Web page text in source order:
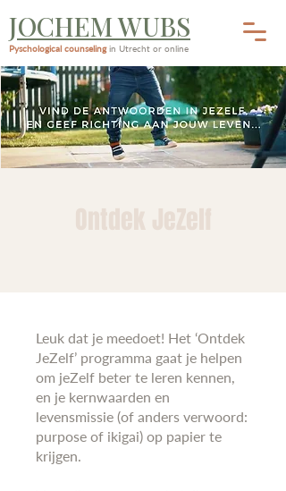
JOCHEM WUBS
Pyschological counselingin Utrecht or online
Leuk dat je meedoet! Het ‘Ontdek
JeZelf’ programma gaat je helpen
om jeZelf beter te leren kennen,
en je kernwaarden en
levensmissie (of anders verwoord:
purpose of ikigai) op papier te
krijgen.